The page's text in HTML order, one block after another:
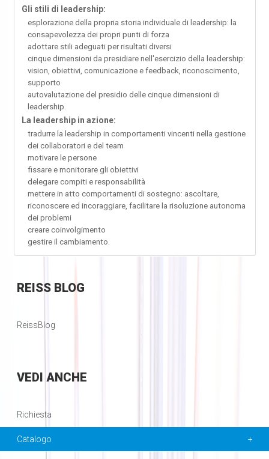
Gli stili di leadership:
esplorazione della propria storia individuale di leadership: la
consapevolezza dei propri punti di forza
adottare stili adeguati per risultati diversi
cinque dimensioni da presidiare nell'esercizio della leadership:
vision, obiettivi, comunicazione e feedback, riconoscimento,
supporto
autovalutazione del presidio delle cinque dimensioni di
leadership.
La leadership in azione:
tradurre la leadership in comportamenti vincenti nella gestione
dei collaboratori e del team
motivare le persone
fissare e monitorare gli obiettivi
delegare compiti e responsabilità
mettere in atto comportamenti di sostegno: ascoltare,
riconoscere ed incoraggiare, facilitare la risoluzione autonoma
dei problemi
creare coinvolgimento
gestire il cambiamento.
REISSBLOG
ReissBlog
VEDI ANCHE
Richiesta
Catalogo